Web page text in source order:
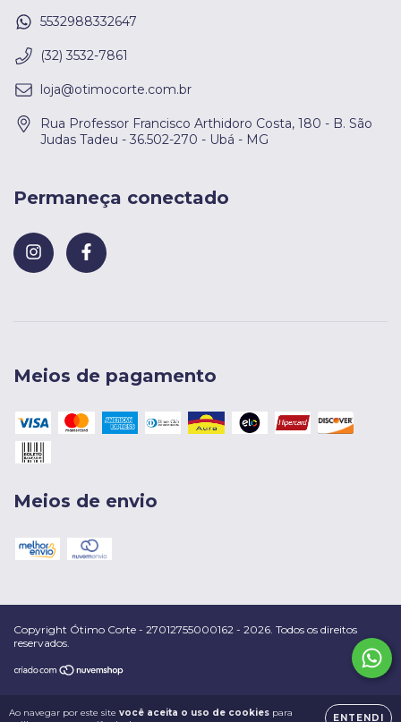
Ao navegar por este site você aceita o uso de cookies para
ENTENDI
5532988332647
(32) 3532-7861
loja@otimocorte.com.br
Rua Professor Francisco Arthidoro Costa, 180 - B. São
Judas Tadeu - 36.502-270 - Ubá - MG
Permaneça conectado
Meios de pagamento
Meios de envio
Copyright Ótimo Corte - 27012755000162 - 2026. Todos os direitos
reservados.